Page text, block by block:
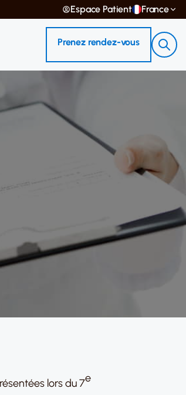
Espace Patient France
Prenez rendez-vous
lors du 7e